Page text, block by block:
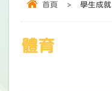
首頁 > 學生成就
體育